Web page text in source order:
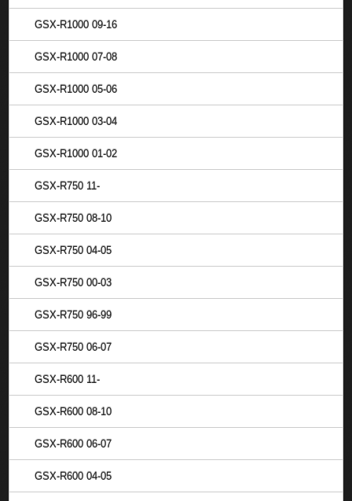
GSX-R1000 09-16
GSX-R1000 07-08
GSX-R1000 05-06
GSX-R1000 03-04
GSX-R1000 01-02
GSX-R750 11-
GSX-R750 08-10
GSX-R750 04-05
GSX-R750 00-03
GSX-R750 96-99
GSX-R750 06-07
GSX-R600 11-
GSX-R600 08-10
GSX-R600 06-07
GSX-R600 04-05